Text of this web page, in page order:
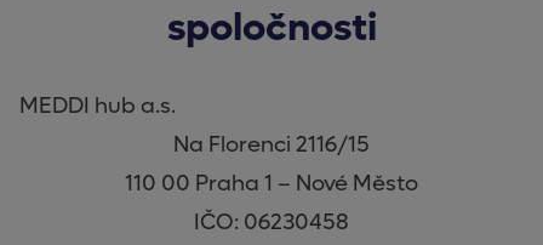
spoločnosti
MEDDI hub a.s.
Na Florenci 2116/15
110 00 Praha 1 – Nové Město
IČO: 06230458